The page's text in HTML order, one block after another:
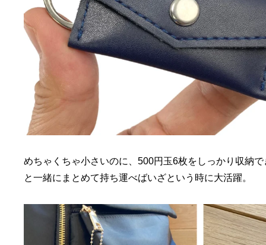
めちゃくちゃ小さいのに、500円玉6枚をしっかり収納
と一緒にまとめて持ち運べばいざという時に大活躍。